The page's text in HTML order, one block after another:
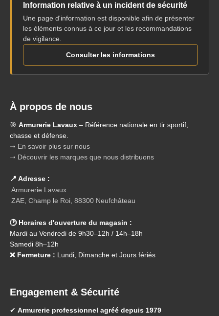
Information relative à un incident de sécurité
Une page d'information est disponible afin de présenter
les éléments connus à ce jour et les recommandations
de vigilance.
Consulter les informations
À propos de nous
🎯 Armurerie Lavaux – Référence nationale en tir sportif,
chasse et défense.
➝ En savoir plus sur nous
➝ Découvrir les marques que nous distribuons
📍 Adresse :
Armurerie Lavaux
ZAE, Champ le Roi, 88300 Neufchâteau
🕑 Horaires d'ouverture du magasin :
Mardi au Vendredi de 9h30–12h / 14h–18h
Samedi 8h–12h
❌ Fermeture : Lundi, Dimanche et Jours fériés
Engagement & Sécurité
✔ Armurerie professionnel agréé depuis 1979